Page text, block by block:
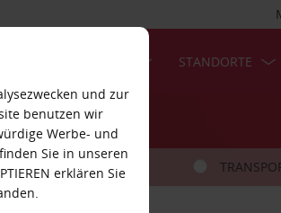
STANDORTE
FAHRZEUG
und zur
benutzen wir
Werbe- und
Sie in unseren
erklären Sie